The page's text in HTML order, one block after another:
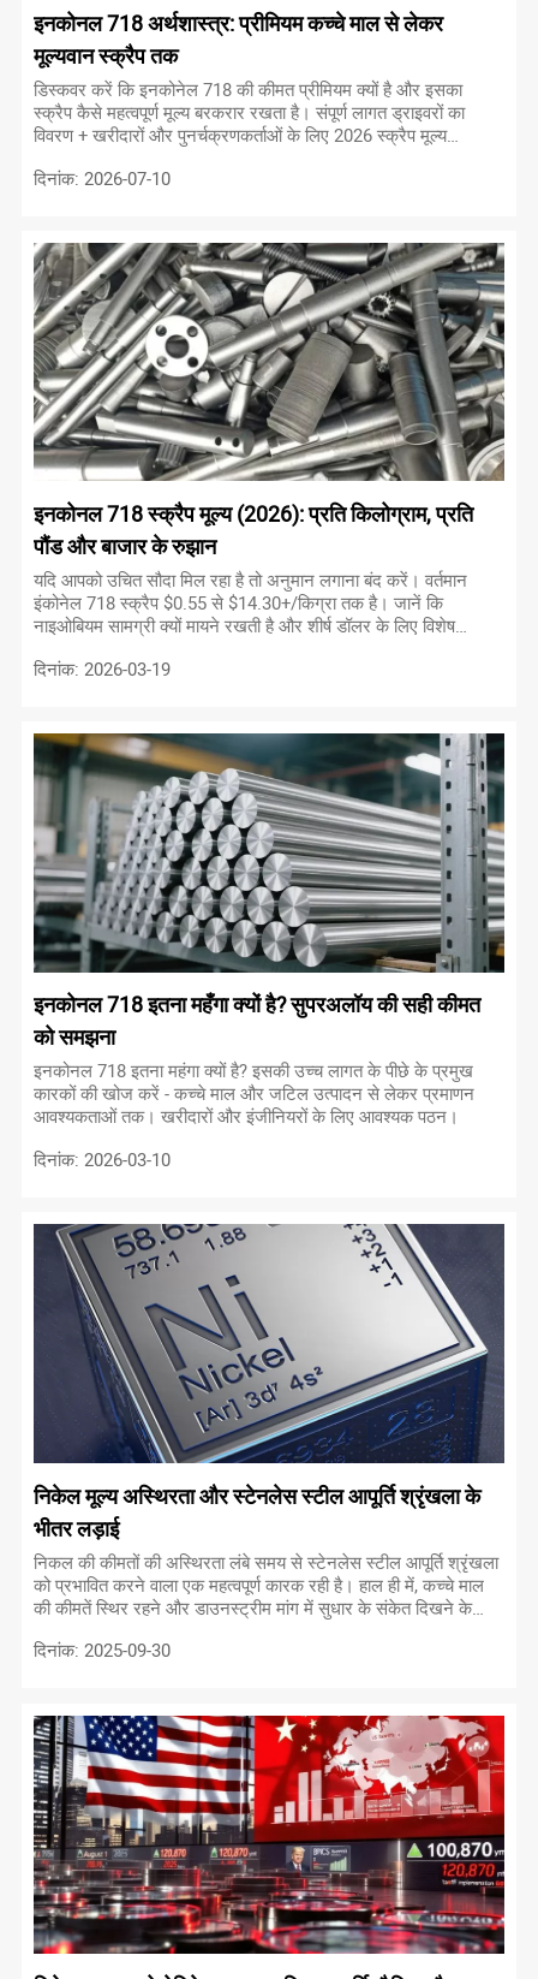
इनकोनल 718 अर्थशास्त्र: प्रीमियम कच्चे माल से लेकर
मूल्यवान स्क्रैप तक
डिस्कवर करें कि इनकोनेल 718 की कीमत प्रीमियम क्यों है और इसका
स्क्रैप कैसे महत्वपूर्ण मूल्य बरकरार रखता है। संपूर्ण लागत ड्राइवरों का
विवरण + खरीदारों और पुनर्चक्रणकर्ताओं के लिए 2026 स्क्रैप मूल्य
दिनांक: 2026-07-10
इनकोनल 718 स्क्रैप मूल्य (2026): प्रति किलोग्राम, प्रति
पौंड और बाजार के रुझान
यदि आपको उचित सौदा मिल रहा है तो अनुमान लगाना बंद करें। वर्तमान
इंकोनेल 718 स्क्रैप $0.55 से $14.30+/किग्रा तक है। जानें कि
नाइओबियम सामग्री क्यों मायने रखती है और शीर्ष डॉलर के लिए विशेष
दिनांक: 2026-03-19
इनकोनल 718 इतना महँगा क्यों है? सुपरअलॉय की सही कीमत
को समझना
इनकोनल 718 इतना महंगा क्यों है? इसकी उच्च लागत के पीछे के प्रमुख
कारकों की खोज करें - कच्चे माल और जटिल उत्पादन से लेकर प्रमाणन
आवश्यकताओं तक। खरीदारों और इंजीनियरों के लिए आवश्यक पठन।
दिनांक: 2026-03-10
निकेल मूल्य अस्थिरता और स्टेनलेस स्टील आपूर्ति श्रृंखला के
भीतर लड़ाई
निकल की कीमतों की अस्थिरता लंबे समय से स्टेनलेस स्टील आपूर्ति श्रृंखला
को प्रभावित करने वाला एक महत्वपूर्ण कारक रही है। हाल ही में, कच्चे माल
की कीमतें स्थिर रहने और डाउनस्ट्रीम मांग में सुधार के संकेत दिखने के
दिनांक: 2025-09-30